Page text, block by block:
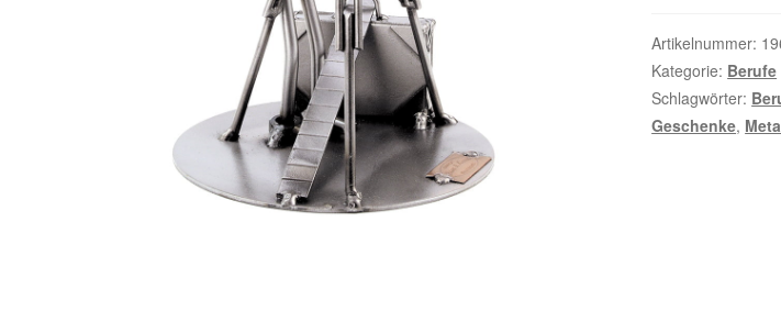
Artikelnummer:
Kategorie: Berufe
Schlagwörter:
Geschenke,